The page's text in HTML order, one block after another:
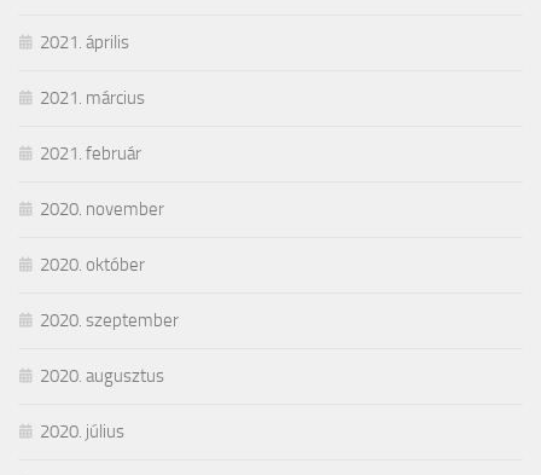
2021. április
2021. március
2021. február
2020. november
2020. október
2020. szeptember
2020. augusztus
2020. július